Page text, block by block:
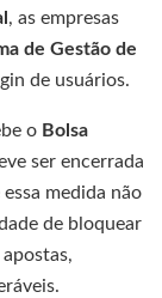
, as empresas
de Gestão de
de usuários.
o Bolsa
ser encerrada
medida não
de bloquear